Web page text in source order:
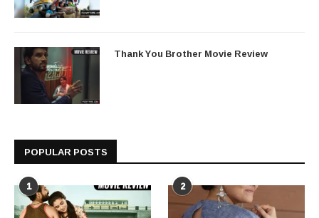
Thank You Brother Movie Review
POPULAR POSTS
1 2